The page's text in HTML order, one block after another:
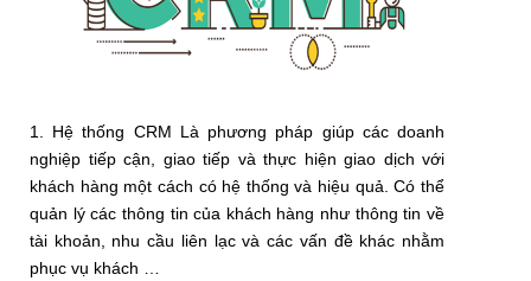
1. Hệ thống CRM Là phương pháp giúp các doanh
nghiệp tiếp cận, giao tiếp và thực hiện giao dịch với
khách hàng một cách có hệ thống và hiệu quả. Có thể
quản lý các thông tin của khách hàng như thông tin về
tài khoản, nhu cầu liên lạc và các vấn đề khác nhằm
phục vụ khách …